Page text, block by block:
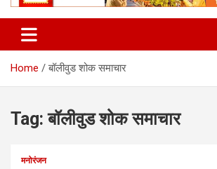
Home बॉलीवुड शोक समाचार
Tag:बॉलीवुड शोक समाचार
मनोरंजन